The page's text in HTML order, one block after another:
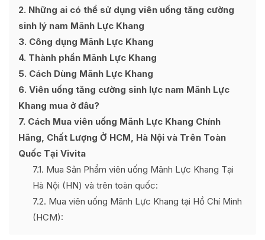
2 Những ai có thể sử dụng viên uống tăng cường
sinh lý nam Mãnh Lực Khang
3 Công dụng Mãnh Lực Khang
4 Thành phần Mãnh Lực Khang
5 Cách Dùng Mãnh Lực Khang
6 Viên uống tăng cường sinh lực nam Mãnh Lực
Khang mua ở đâu?
7 Cách Mua viên uống Mãnh Lực Khang Chính
Hãng, Chất Lượng Ở HCM, Hà Nội và Trên Toàn
Quốc Tại Vivita
7.1 Mua Sản Phẩm viên uống Mãnh Lực Khang Tại
Hà Nội (HN) và trên toàn quốc:
7.2 Mua viên uống Mãnh Lực Khang tại Hồ Chí Minh
(HCM):